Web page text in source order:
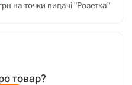
на точки видачі "Розетка"
товар?